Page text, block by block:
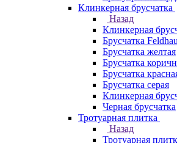
Клинкерная брусчатка
Назад
Клинкерная
Брусчатка
Брусчатка желтая
Брусчатка
Брусчатка
Брусчатка серая
Клинкерная
Черная брусчатка
Тротуарная плитка
Назад
Тротуарная